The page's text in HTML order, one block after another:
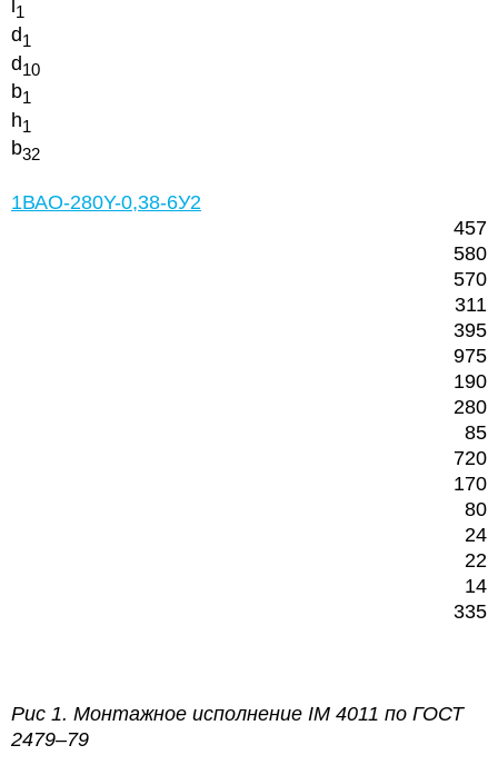
1
d1
d10
b1
h1
b32
1ВАО-280Y-0,38-6У2
457
580
570
311
395
975
190
280
85
720
170
80
24
22
14
335
Рис 1. Монтажное исполнение IM 4011 по ГОСТ
2479–79